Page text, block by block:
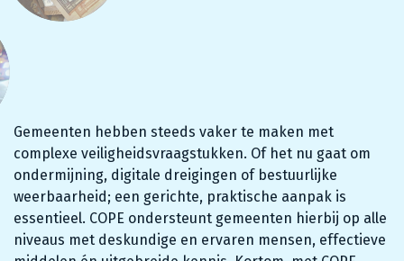
Gemeenten hebben steeds vaker te maken met
complexe veiligheidsvraagstukken. Of het nu gaat om
ondermijning, digitale dreigingen of bestuurlijke
weerbaarheid; een gerichte, praktische aanpak is
essentieel. COPE ondersteunt gemeenten hierbij op alle
niveaus met deskundige en ervaren mensen, effectieve